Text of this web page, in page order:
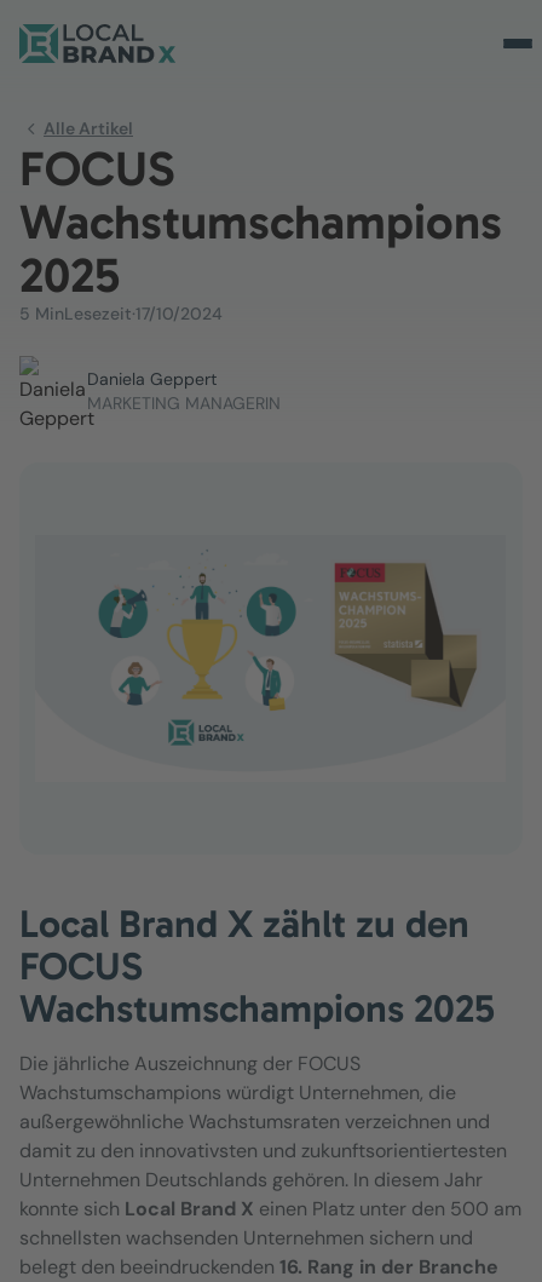
Alle Artikel
FOCUS
Wachstumschampions
2025
5 MinLesezeit·17/10/2024
Daniela Geppert
MARKETING MANAGERIN
Local Brand X zählt zu den
FOCUS
Wachstumschampions 2025
Die jährliche Auszeichnung der FOCUS
Wachstumschampions würdigt Unternehmen, die
außergewöhnliche Wachstumsraten verzeichnen und
damit zu den innovativsten und zukunftsorientiertesten
Unternehmen Deutschlands gehören. In diesem Jahr
konnte sich Local Brand X einen Platz unter den 500 am
schnellsten wachsenden Unternehmen sichern und
belegt den beeindruckenden 16. Rang in der Branche